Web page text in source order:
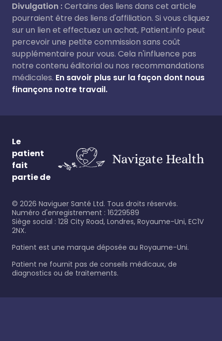
Divulgation :Certains des liens dans cet article
pourraient être des liens d'affiliation. Si vous cliquez
sur un lien et effectuez un achat, Patient.info peut
percevoir une petite commission sans coût
supplémentaire pour vous. Cela n'influence pas
notre contenu éditorial ou nos recommandations
médicales. En savoir plus sur la façon dont nous
finançons notre travail.
Le
patient
fait
partie de
© 2026 Naviguer Santé Ltd. Tous droits réservés.
Numéro d'enregistrement : 16229589
Siège social : 128 City Road, Londres, Royaume-Uni, EC1V
2NX.
Patient est une marque déposée au Royaume-Uni.
Patient ne fournit pas de conseils médicaux, de
diagnostics ou de traitements.